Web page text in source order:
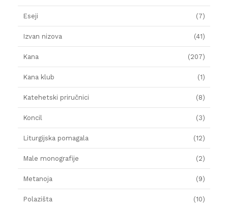
Eseji (7)
Izvan nizova (41)
Kana (207)
Kana klub (1)
Katehetski priručnici (8)
Koncil (3)
Liturgijska pomagala (12)
Male monografije (2)
Metanoja (9)
Polazišta (10)